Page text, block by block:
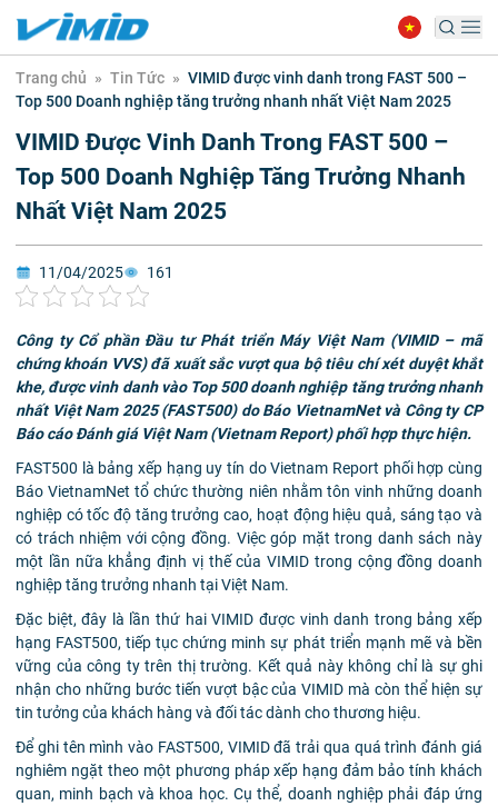
Trang chủ » Tin Tức » VIMID được vinh danh trong FAST 500 –
Top 500 Doanh nghiệp tăng trưởng nhanh nhất Việt Nam 2025
VIMID Được Vinh Danh Trong FAST 500 –
Top 500 Doanh Nghiệp Tăng Trưởng Nhanh
Nhất Việt Nam 2025
11/04/2025 161
Công ty Cổ phần Đầu tư Phát triển Máy Việt Nam (VIMID – mã
chứng khoán VVS) đã xuất sắc vượt qua bộ tiêu chí xét duyệt khắt
khe, được vinh danh vào Top 500 doanh nghiệp tăng trưởng nhanh
nhất Việt Nam 2025 (FAST500) do Báo VietnamNet và Công ty CP
Báo cáo Đánh giá Việt Nam (Vietnam Report) phối hợp thực hiện.
FAST500 là bảng xếp hạng uy tín do Vietnam Report phối hợp cùng
Báo VietnamNet tổ chức thường niên nhằm tôn vinh những doanh
nghiệp có tốc độ tăng trưởng cao, hoạt động hiệu quả, sáng tạo và
có trách nhiệm với cộng đồng. Việc góp mặt trong danh sách này
một lần nữa khẳng định vị thế của VIMID trong cộng đồng doanh
nghiệp tăng trưởng nhanh tại Việt Nam.
Đặc biệt, đây là lần thứ hai VIMID được vinh danh trong bảng xếp
hạng FAST500, tiếp tục chứng minh sự phát triển mạnh mẽ và bền
vững của công ty trên thị trường. Kết quả này không chỉ là sự ghi
nhận cho những bước tiến vượt bậc của VIMID mà còn thể hiện sự
tin tưởng của khách hàng và đối tác dành cho thương hiệu.
Để ghi tên mình vào FAST500, VIMID đã trải qua quá trình đánh giá
nghiêm ngặt theo một phương pháp xếp hạng đảm bảo tính khách
quan, minh bạch và khoa học. Cụ thể, doanh nghiệp phải đáp ứng